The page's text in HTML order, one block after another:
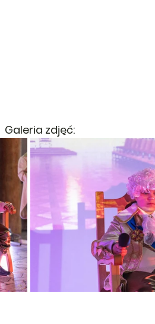
Galeria zdjęć: